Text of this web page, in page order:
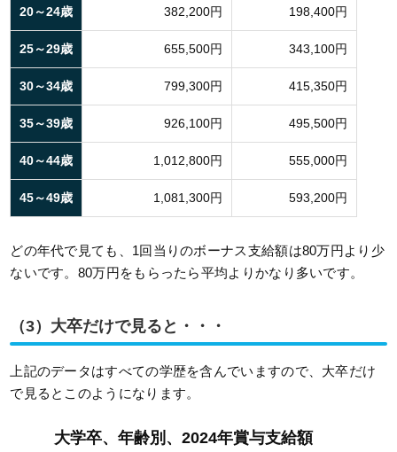
20～24歳 382,200円 198,400円
25～29歳 655,500円 343,100円
30～34歳 799,300円 415,350円
35～39歳 926,100円 495,500円
40～44歳 1,012,800円 555,000円
45～49歳 1,081,300円 593,200円
どの年代で見ても、1回当りのボーナス支給額は80万円より少
ないです。80万円をもらったら平均よりかなり多いです。
（3）大卒だけで見ると・・・
上記のデータはすべての学歴を含んでいますので、大卒だけ
で見るとこのようになります。
大学卒、年齢別、2024年賞与支給額